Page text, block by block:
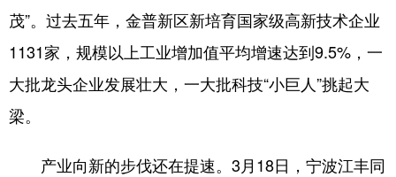
茂”。过去五年，金普新区新培育国家级高新技术企业
1131家，规模以上工业增加值平均增速达到9.5%，一
大批龙头企业发展壮大，一大批科技“小巨人”挑起大
梁。
产业向新的步伐还在提速。3月18日，宁波江丰同